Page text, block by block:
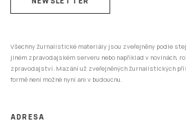
Všechny žurnalistické materiály jsou zveřejněny podle
jiném zpravodajském serveru nebo například v novinách,
zpravodajství. Mazání už zveřejněných žurnalistických
formě není možné nyní ani v budoucnu.
ADRESA